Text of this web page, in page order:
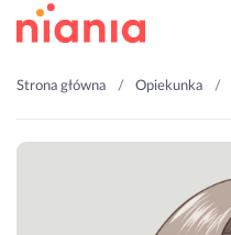
Strona główna Opiekunka